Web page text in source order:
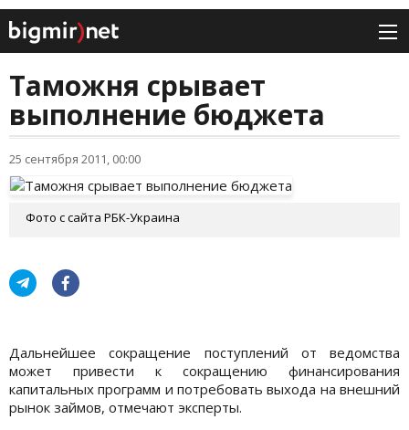
Таможня срывает
выполнение бюджета
25 сентября 2011, 00:00
Фото с сайта РБК-Украина
Дальнейшее сокращение поступлений от ведомства
может привести к сокращению финансирования
капитальных программ и потребовать выхода на внешний
рынок займов, отмечают эксперты.